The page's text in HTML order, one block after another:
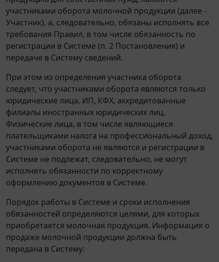
участниками оборота молочной продукции (далее -
Участник), а, следовательно, обязаны исполнять все
требования Правил, в том числе обязанность по
регистрации в Системе (п. 2 Постановления) и
передаче в Систему сведений.
При этом из определения участника оборота
следует, что участниками оборота являются только
юридические лица, ИП, КФХ, аккредитованные
филиалы иностранных юридических лиц.
Физические лица, в том числе являющиеся
плательщиками налога на профессиональный доход,
участниками оборота не являются и регистрации в
Системе не подлежат, следовательно, не могут
исполнять обязанности по корректному
оформлению документов в Системе.
Порядок работы в Системе и сроки исполнения
обязанностей определяются целями, для которых
приобретается молочная продукция. Информация о
продаже молочной продукции должна быть
передана в Систему: